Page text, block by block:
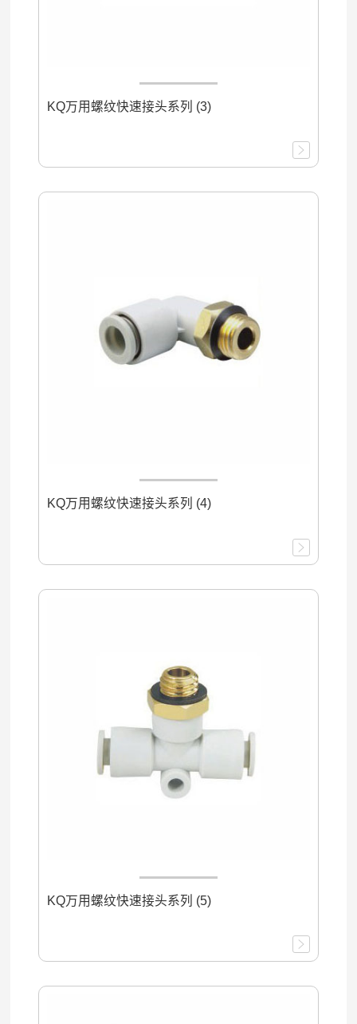
KQ万用螺纹快速接头系列 (3)
KQ万用螺纹快速接头系列 (4)
KQ万用螺纹快速接头系列 (5)